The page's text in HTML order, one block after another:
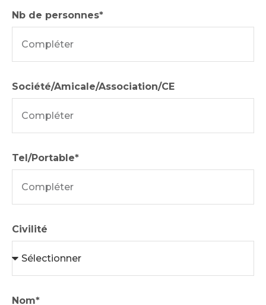
Nb de personnes*
Société/Amicale/Association/CE
Tel/Portable*
Civilité
Nom*